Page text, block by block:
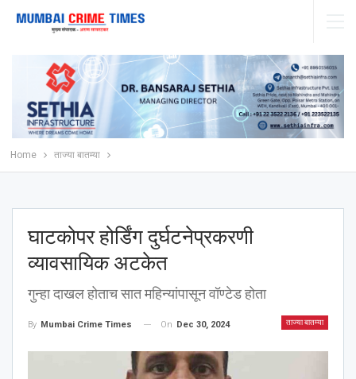
Home ताज्या बातम्या
घाटकोपर होर्डिंग दुर्घटनेप्रकरणी
व्यावसायिक अटकेत
गुन्हा दाखल होताच सात महिन्यांपासून वॉण्टेड होता
ताज्या बातम्या
By Mumbai Crime Times On Dec 30, 2024